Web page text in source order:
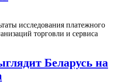
исследования платежного
торговли и сервиса
Беларусь на